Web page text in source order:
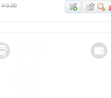
￥0.00